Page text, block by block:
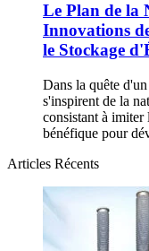
Le Plan de la
Innovations
le Stockage
Dans la quête
s'inspirent de la
consistant à imiter
bénéfique pour
Articles Récents